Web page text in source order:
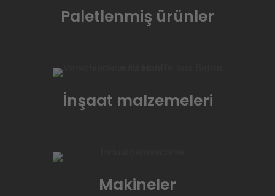
Paletlenmiş ürünler
İnşaat malzemeleri
Makineler